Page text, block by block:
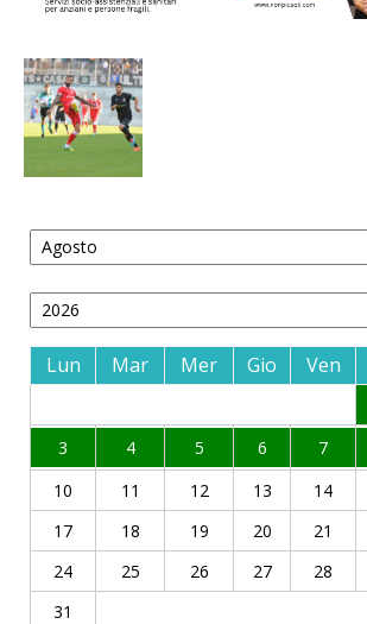
Lun Mar Mer Gio Ven
3
4 5 6 7
10
11 12 13 14
17
18 19 20 21
24
25 26 27 28
31